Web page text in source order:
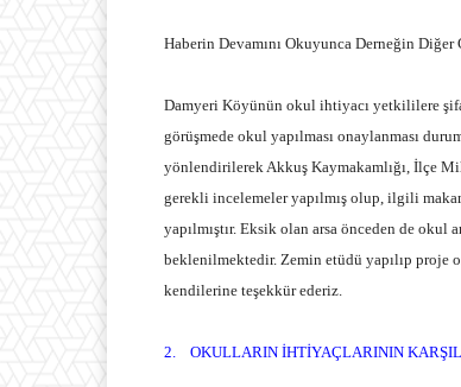
Haberin Devamını Okuyunca Derneğin
Damyeri Köyünün okul ihtiyacı yetkililere
görüşmede okul yapılması onaylanması
yönlendirilerek Akkuş Kaymakamlığı, İlçe
gerekli incelemeler yapılmış olup, ilgili
yapılmıştır. Eksik olan arsa önceden de okul
beklenilmektedir. Zemin etüdü yapılıp proje
kendilerine teşekkür ederiz.
2. OKULLARIN İHTİYAÇLARININ